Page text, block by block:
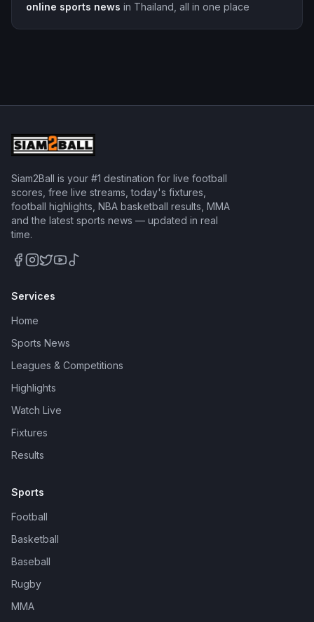
online sports news in Thailand, all in one place
Siam2Ball is your #1 destination for live football
scores, free live streams, today's fixtures,
football highlights, NBA basketball results, MMA
and the latest sports news — updated in real
time.
Services
Home
Sports News
Leagues & Competitions
Highlights
Watch Live
Fixtures
Results
Sports
Football
Basketball
Baseball
Rugby
MMA